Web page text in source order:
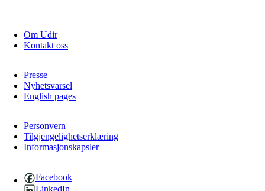
3. Prinsihpa skåvlå dåjmajda
3.2 Åhpadibme ja hiebadum åhpadus
3.3 Aktisasjbarggo sijda ja skåvlå gaskan
3.4 Åhpadus åhpadusvidnudagán ja barggoiellemin
3.5 Profesjåvnåaktisasjvuohta ja skåvllååvddånibme
Om Udir
Kontakt oss
Presse
Nyhetsvarsel
English pages
Personvern
Tilgjengelighetserklæring
Informasjonskapsler
Facebook